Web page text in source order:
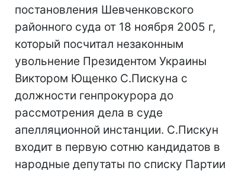
постановления Шевченковского
районного суда от 18 ноября 2005 г,
который посчитал незаконным
увольнение Президентом Украины
Виктором Ющенко С.Пискуна с
должности генпрокурора до
рассмотрения дела в суде
апелляционной инстанции. С.Пискун
входит в первую сотню кандидатов в
народные депутаты по списку Партии